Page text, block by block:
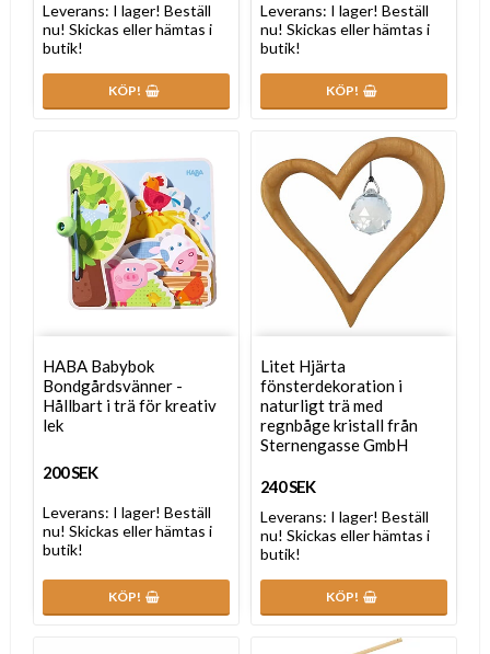
Leverans: I lager! Beställ
nu! Skickas eller hämtas i
butik!
KÖP!
Leverans: I lager! Beställ
nu! Skickas eller hämtas i
butik!
KÖP!
HABA Babybok
Bondgårdsvänner -
Hållbart i trä för kreativ
lek
200 SEK
Leverans: I lager! Beställ
nu! Skickas eller hämtas i
butik!
KÖP!
Litet Hjärta
fönsterdekoration i
naturligt trä med
regnbåge kristall från
Sternengasse GmbH
240 SEK
Leverans: I lager! Beställ
nu! Skickas eller hämtas i
butik!
KÖP!